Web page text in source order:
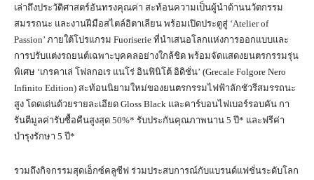
เล่าถึงประวัติศาสตร์อันทรงคุณค่า สะท้อนความเป็นผู้นำด้านนวัตกรรม
สมรรถนะ และงานฝีมือสไตล์อิตาเลียน พร้อมเปิดประตูสู่ ‘Atelier of
Passion’ ภายใต้โปรแกรม Fuoriserie ที่นำเสนอโลกแห่งการออกแบบและ
การปรับแต่งรถยนต์เฉพาะบุคคลอย่างใกล้ชิด พร้อมจัดแสดงยนตรกรรมรุ่น
พิเศษ ‘เกรคาเล่ โฟลกอเร แนโร่ อินฟินิโต้ อิดิชั่น’ (Grecale Folgore Nero
Infinito Edition) สะท้อนนิยามใหม่ของยนตรกรรมไฟฟ้าลักชัวรีสมรรถนะ
สูง โดดเด่นด้วยรายละเอียด Gloss Black และคาร์บอนไฟเบอร์รอบคัน กา
รันตีมูลค่ารับซื้อคืนสูงสุด 50%* รับประกันคุณภาพนาน 5 ปี* และฟรีค่า
บำรุงรักษา 5 ปี*
รวมถึงกิจกรรมสุดเอ็กซ์คลูซีฟ ร่วมประสบการณ์กับแบรนด์แฟชั่นระดับโลก